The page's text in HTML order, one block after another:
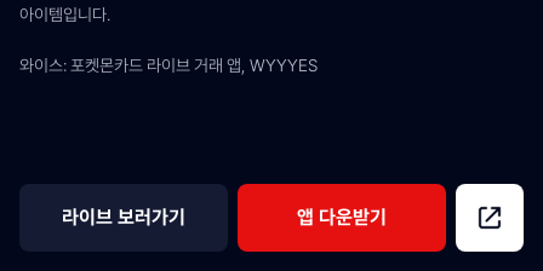
아이템입니다.
와이스: 포켓몬카드 라이브 거래 앱, WYYYES
라이브 보러가기 앱 다운받기